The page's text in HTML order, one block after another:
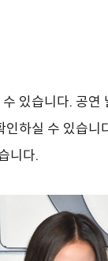
있습니다. 공연
하실 수 있습니
니다.